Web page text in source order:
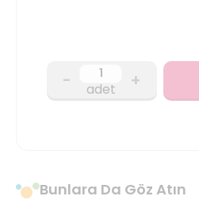
- adet +
Bunlara Da Göz Atın